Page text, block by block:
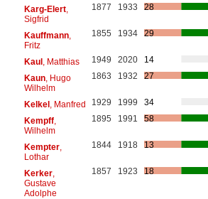
Karg-Elert,
Sigfrid
1877 1933 28
Kauffmann,
Fritz
1855 1934 29
Kaul, Matthias 1949 2020
14
Kaun, Hugo
Wilhelm
1863 1932 27
Kelkel, Manfred 1929 1999
34
Kempff,
Wilhelm
1895 1991 58
Kempter,
Lothar
1844 1918 13
Kerker,
Gustave
Adolphe
1857 1923 18